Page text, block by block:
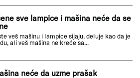
sve lampice i mašina neće da se
veš mašinu i lampice sijaju, deluje kao da je
ali veš mašina ne kreće sa...
neće da uzme prašak